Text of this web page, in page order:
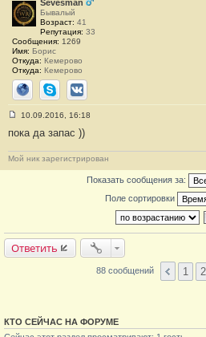
и
е
#
8
7
Sevesman
Бывалый
Возраст: 41
Репутация: 33
Сообщения: 1269
Имя: Борис
Откуда: Кемерово
Откуда: Кемерово
СайтSkypeВКонтакте
о
б
щ
е
10.09.2016, 16:18
пока да запас ))
Мой ник зарегистрирован
Показать сообщения за:
Поле сортировки
Ответить
88 сообщений 1 2
КТО СЕЙЧАС НА ФОРУМЕ